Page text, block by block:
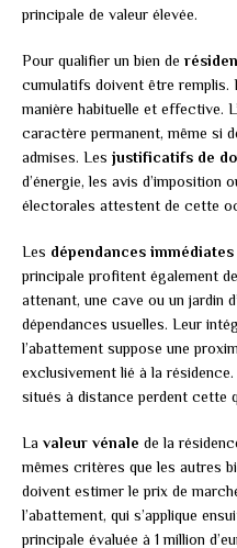
principale de valeur élevée.
Pour qualifier un bien de
cumulatifs doivent être remplis.
manière habituelle et effective.
caractère permanent, même si
admises. Les justificatifs de
d’énergie, les avis d’imposition
électorales attestent de cette
Les dépendances
principale profitent également
attenant, une cave ou un jardin
dépendances usuelles. Leur
l’abattement suppose une
exclusivement lié à la
situés à distance perdent cette
La valeur vénale de la
mêmes critères que les autres
doivent estimer le prix de
l’abattement, qui s’applique
principale évaluée à 1 million